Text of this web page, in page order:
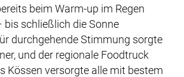
beim Warm-up im Regen
bis schließlich die Sonne
durchgehende Stimmung sorgte
und der regionale Foodtruck
Kössen versorgte alle mit bestem